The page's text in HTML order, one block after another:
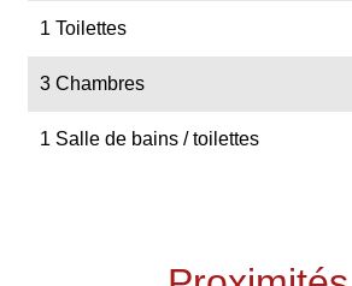
1 Toilettes
3 Chambres
1 Salle de bains / toilettes